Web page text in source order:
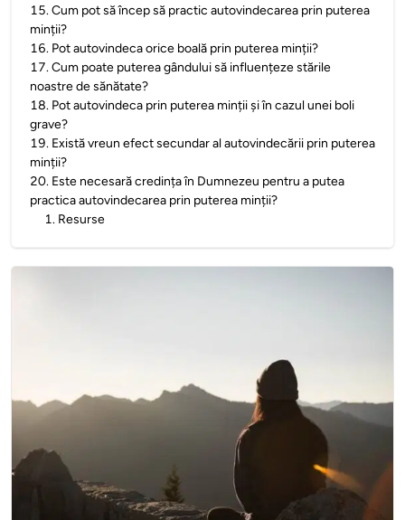
15.Cum pot să încep să practic autovindecarea prin puterea
minții?
16. Pot autovindeca orice boală prin puterea minții?
17.Cum poate puterea gândului să influențeze stările
noastre de sănătate?
18. Pot autovindeca prin puterea minții și în cazul unei boli
grave?
19. Există vreun efect secundar al autovindecării prin puterea
minții?
20. Este necesară credința în Dumnezeu pentru a putea
practica autovindecarea prin puterea minții?
1. Resurse